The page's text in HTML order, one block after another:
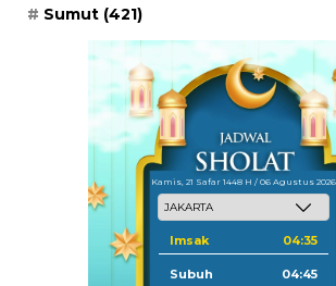
Sumut (421)
Kamis, 21 Safar 1448 H / 06 Agustus 2026
Imsak 04:35
Subuh 04:45